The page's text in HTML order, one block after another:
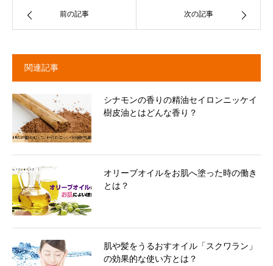
前の記事 次の記事
関連記事
シナモンの香りの精油セイロンニッケイ
樹皮油とはどんな香り？
オリーブオイルをお肌へ塗った時の働き
とは？
肌や髪をうるおすオイル「スクワラン」
の効果的な使い方とは？